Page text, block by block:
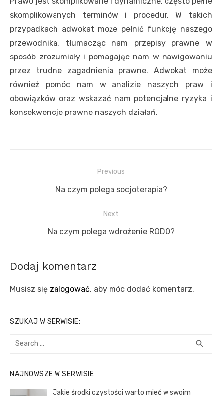
skomplikowanych terminów i procedur. W takich
przypadkach adwokat może pełnić funkcję naszego
przewodnika, tłumacząc nam przepisy prawne w
sposób zrozumiały i pomagając nam w nawigowaniu
przez trudne zagadnienia prawne. Adwokat może
również pomóc nam w analizie naszych praw i
obowiązków oraz wskazać nam potencjalne ryzyka i
konsekwencje prawne naszych działań.
Previous
Previous
Na czym polega socjoterapia?
Next
Next
Na czym polega wdrożenie RODO?
Dodaj komentarz
Musisz się zalogować, aby móc dodać komentarz.
SZUKAJ W SERWISIE:
Search
search
NAJNOWSZE W SERWISIE
Jakie środki czystości warto mieć w swoim